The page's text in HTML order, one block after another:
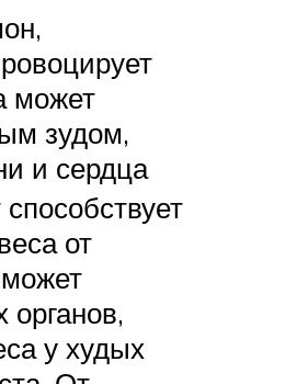
может
зудом,
и сердца
от
у худых